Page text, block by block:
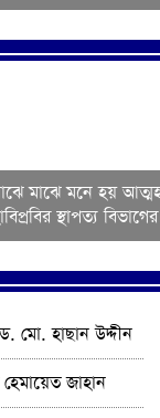
মাঝে মনে হয়
স্থাপত্য
মো. হাছান উদ্দীন
জাহান